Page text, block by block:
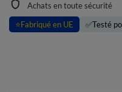
Achats en toute sécurité
⭐Fabriqué en UE ✅Testé